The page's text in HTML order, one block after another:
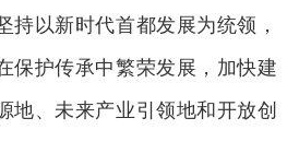
持以新时代首都发展为统领，
保护传承中繁荣发展，加快建
地、未来产业引领地和开放创